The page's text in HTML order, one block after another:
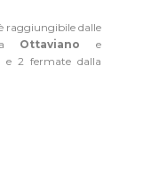
raggiungibile dalle
Ottaviano e
e 2 fermate dalla